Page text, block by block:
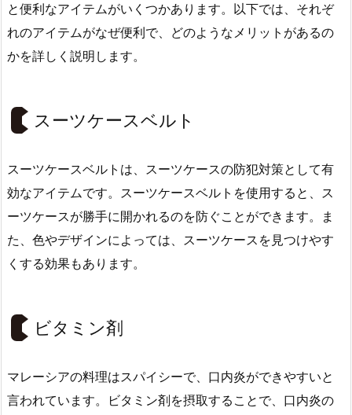
と便利なアイテムがいくつかあります。以下では、それぞ
れのアイテムがなぜ便利で、どのようなメリットがあるの
かを詳しく説明します。
スーツケースベルト
スーツケースベルトは、スーツケースの防犯対策として有
効なアイテムです。スーツケースベルトを使用すると、ス
ーツケースが勝手に開かれるのを防ぐことができます。ま
た、色やデザインによっては、スーツケースを見つけやす
くする効果もあります。
ビタミン剤
マレーシアの料理はスパイシーで、口内炎ができやすいと
言われています。ビタミン剤を摂取することで、口内炎の